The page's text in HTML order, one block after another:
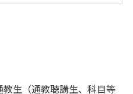
生（通教聴講生、科目等